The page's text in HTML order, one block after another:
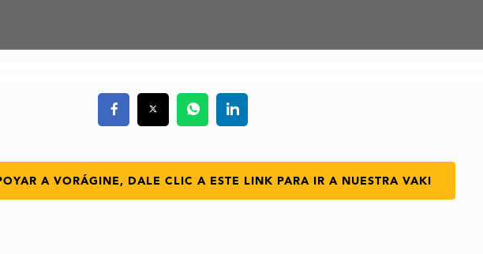
A VORÁGINE, DALE CLIC A ESTE LINK PARA IR A NUESTRA VAKI